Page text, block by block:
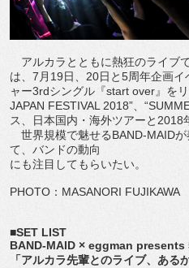
アルカラとともに熱狂のライブ
は、7月19日、20日と5周年企画
ャー3rdシングル『start over』を
JAPAN FESTIVAL 2018”、
ス、日本国内・海外ツアーと2018
世界規模で魅せるBAND-MAID
て、バンドの動向
にも注目してもらいたい。
PHOTO：MASANORI FUJIKAWA
■SET LIST
BAND-MAID × eggman
「アルカラ先輩とのライブ、ある